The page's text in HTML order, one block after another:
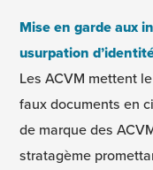
Mise en garde aux
usurpation
Les ACVM mettent
faux documents en
de marque des
stratagème